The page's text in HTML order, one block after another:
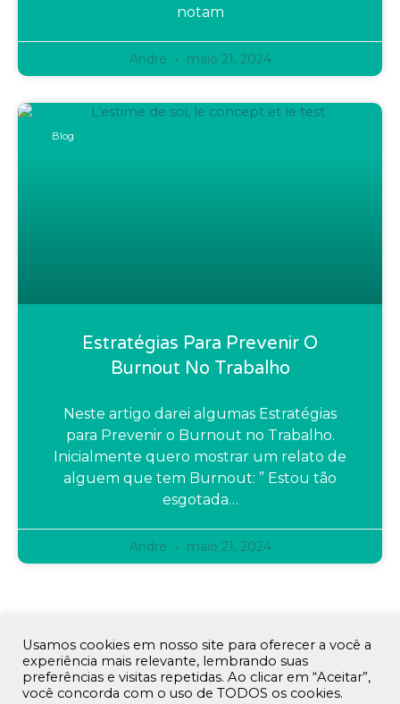
notam
Andre maio 21, 2024
Blog
Estratégias Para Prevenir O
Burnout No Trabalho
Neste artigo darei algumas Estratégias
para Prevenir o Burnout no Trabalho.
Inicialmente quero mostrar um relato de
alguem que tem Burnout: ” Estou tão
esgotada…
Andre maio 21, 2024
Usamos cookies em nosso site para oferecer a você a
experiência mais relevante, lembrando suas
preferências e visitas repetidas. Ao clicar em “Aceitar”,
você concorda com o uso de TODOS os cookies.